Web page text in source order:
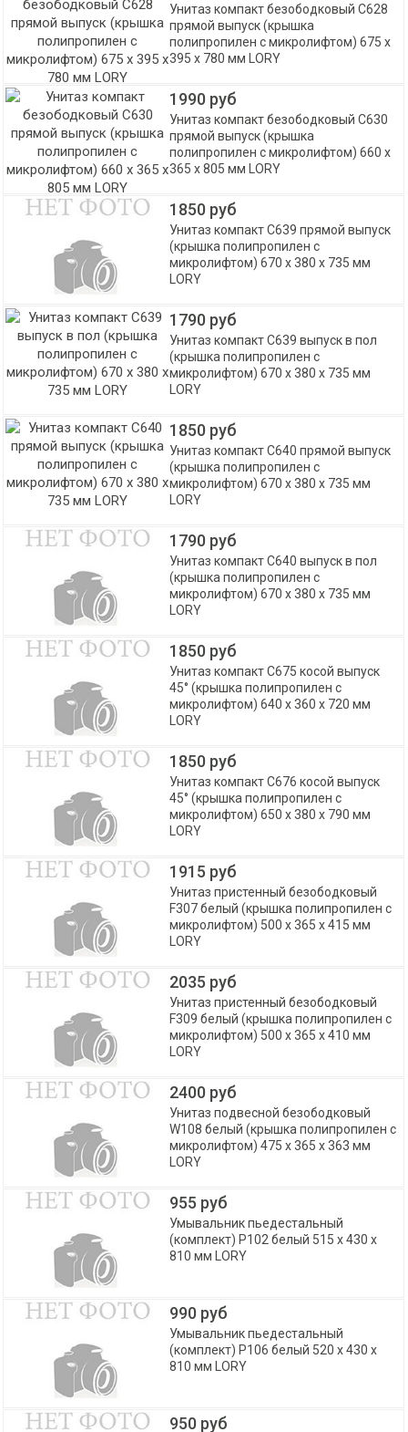
Унитаз компакт безободковый С628
прямой выпуск (крышка
полипропилен с микролифтом) 675 х
395 х 780 мм LORY
1990 руб
Унитаз компакт безободковый С630
прямой выпуск (крышка
полипропилен с микролифтом) 660 х
365 х 805 мм LORY
1850 руб
Унитаз компакт С639 прямой выпуск
(крышка полипропилен с
микролифтом) 670 х 380 х 735 мм
LORY
1790 руб
Унитаз компакт С639 выпуск в пол
(крышка полипропилен с
микролифтом) 670 х 380 х 735 мм
LORY
1850 руб
Унитаз компакт С640 прямой выпуск
(крышка полипропилен с
микролифтом) 670 х 380 х 735 мм
LORY
1790 руб
Унитаз компакт С640 выпуск в пол
(крышка полипропилен с
микролифтом) 670 х 380 х 735 мм
LORY
1850 руб
Унитаз компакт С675 косой выпуск
45° (крышка полипропилен с
микролифтом) 640 х 360 х 720 мм
LORY
1850 руб
Унитаз компакт С676 косой выпуск
45° (крышка полипропилен с
микролифтом) 650 х 380 х 790 мм
LORY
1915 руб
Унитаз пристенный безободковый
F307 белый (крышка полипропилен с
микролифтом) 500 х 365 х 415 мм
LORY
2035 руб
Унитаз пристенный безободковый
F309 белый (крышка полипропилен с
микролифтом) 500 х 365 х 410 мм
LORY
2400 руб
Унитаз подвесной безободковый
W108 белый (крышка полипропилен с
микролифтом) 475 х 365 х 363 мм
LORY
955 руб
Умывальник пьедестальный
(комплект) P102 белый 515 x 430 х
810 мм LORY
990 руб
Умывальник пьедестальный
(комплект) P106 белый 520 x 430 х
810 мм LORY
950 руб